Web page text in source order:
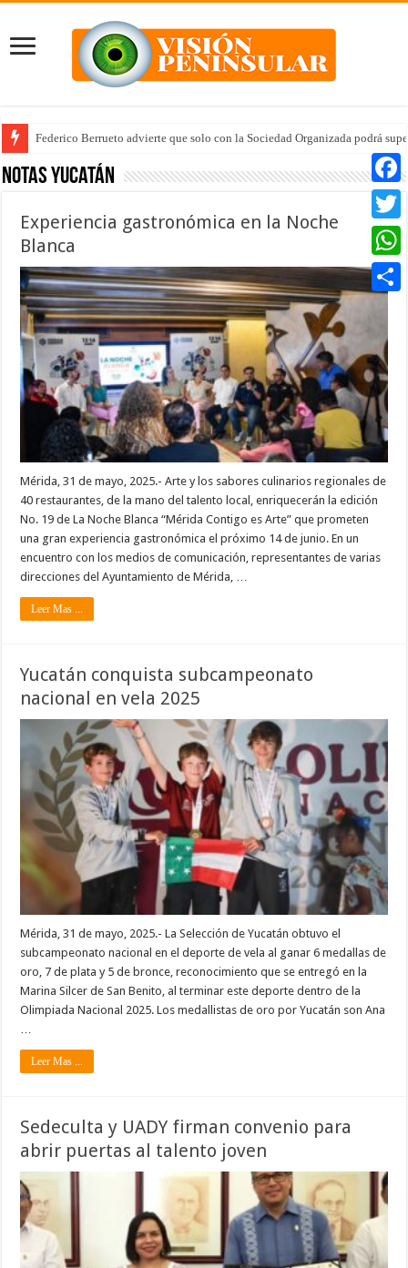
Federico Berrueto advierte que solo con la Sociedad Organizada podrá
Notas Yucatán
Experiencia gastronómica en la Noche
Blanca
Mérida, 31 de mayo, 2025.- Arte y los sabores culinarios regionales de
40 restaurantes, de la mano del talento local, enriquecerán la edición
No. 19 de La Noche Blanca “Mérida Contigo es Arte” que prometen
una gran experiencia gastronómica el próximo 14 de junio. En un
encuentro con los medios de comunicación, representantes de varias
direcciones del Ayuntamiento de Mérida, …
Leer Mas ...
Yucatán conquista subcampeonato
nacional en vela 2025
Mérida, 31 de mayo, 2025.- La Selección de Yucatán obtuvo el
subcampeonato nacional en el deporte de vela al ganar 6 medallas de
oro, 7 de plata y 5 de bronce, reconocimiento que se entregó en la
Marina Silcer de San Benito, al terminar este deporte dentro de la
Olimpiada Nacional 2025. Los medallistas de oro por Yucatán son Ana
Leer Mas ...
Sedeculta y UADY firman convenio para
abrir puertas al talento joven
Twitter